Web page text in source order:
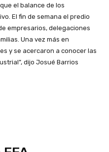
el balance de los
El fin de semana el predio
empresarios, delegaciones
Una vez más en
y se acercaron a conocer las
dijo Josué Barrios